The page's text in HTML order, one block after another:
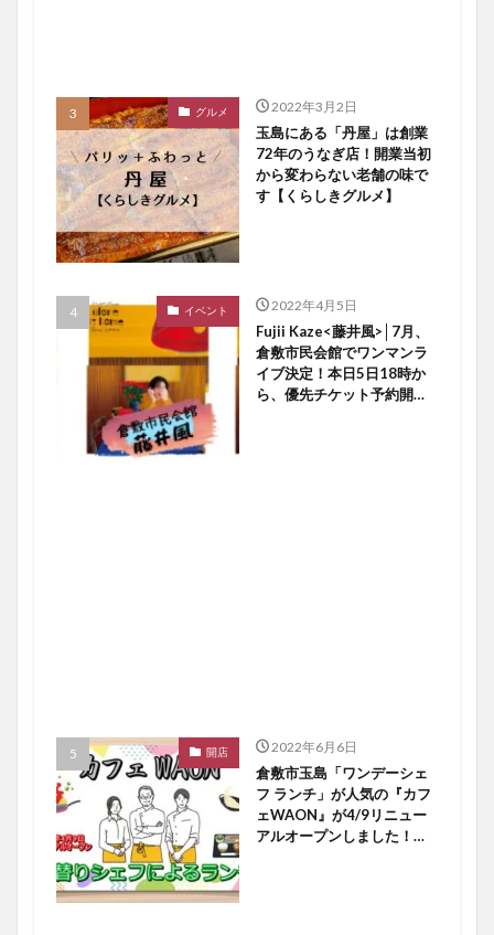
グルメ 2022年3月2日
玉島にある「丹屋」は創業
72年のうなぎ店！開業当初
から変わらない老舗の味で
す【くらしきグルメ】
イベント 2022年4月5日
Fujii Kaze<藤井風>│7月、
倉敷市民会館でワンマンラ
イブ決定！本日5日18時か
ら、優先チケット予約開始
開店 2022年6月6日
倉敷市玉島「ワンデーシェ
フ ランチ」が人気の『カフ
ェWAON』が4/9リニュー
アルオープンしました！